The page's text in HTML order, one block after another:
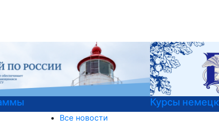
Курсы немецкого языка
Все новости